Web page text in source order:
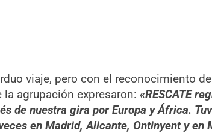
viaje, pero con el reconocimiento
la agrupación expresaron: «RESCATE
de nuestra gira por Europa y África.
en Madrid, Alicante, Ontinyent y en